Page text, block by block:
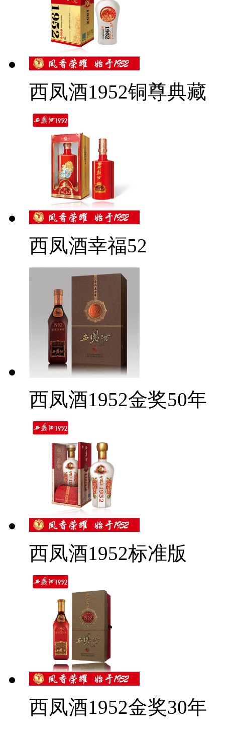
西凤酒1952铜尊典藏
西凤酒幸福52
西凤酒1952金奖50年
西凤酒1952标准版
西凤酒1952金奖30年